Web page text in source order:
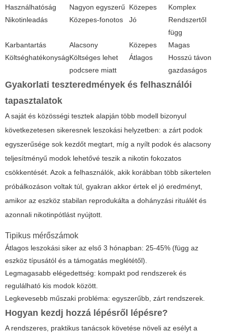
Használhatóság Nagyon egyszerű Közepes
Komplex
Nikotinleadás
Közepes-fonotos Jó
Rendszertől
függ
Karbantartás
Alacsony Közepes
Magas
KöltséghatékonyságKöltséges lehet
podcsere miatt
Átlagos
Hosszú távon
gazdaságos
Gyakorlati teszteredmények és felhasználói
tapasztalatok
A saját és közösségi tesztek alapján több modell bizonyul
következetesen sikeresnek leszokási helyzetben: a zárt podok
egyszerűsége sok kezdőt megtart, míg a nyílt podok és alacsony
teljesítményű modok lehetővé teszik a nikotin fokozatos
csökkentését. Azok a felhasználók, akik korábban több sikertelen
próbálkozáson voltak túl, gyakran akkor értek el jó eredményt,
amikor az eszköz stabilan reprodukálta a dohányzási rituálét és
azonnali nikotinpótlást nyújtott.
Tipikus mérőszámok
Átlagos leszokási siker az első 3 hónapban: 25-45% (függ az
eszköz típusától és a támogatás meglététől).
Legmagasabb elégedettség: kompakt pod rendszerek és
regulálható kis modok között.
Legkevesebb műszaki probléma: egyszerűbb, zárt rendszerek.
Hogyan kezdj hozzá lépésről lépésre?
A rendszeres, praktikus tanácsok követése növeli az esélyt a